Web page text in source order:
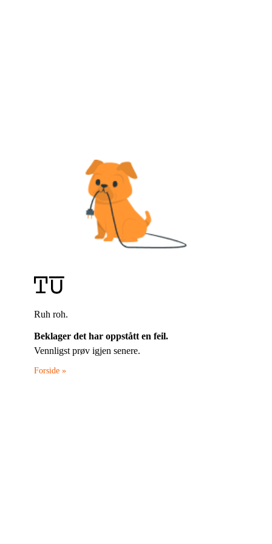
Ruh roh.
Beklager det har oppstått en feil.
Vennligst prøv igjen senere.
Forside »